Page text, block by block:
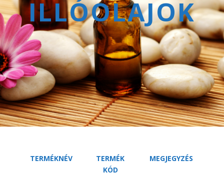
ILLÓOLAJOK
TERMÉKNÉV
TERMÉK
KÓD
MEGJEGYZÉS